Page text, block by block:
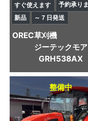
すぐ使えます
予約承り
新品
～７日発送
OREC草刈機
ジーテックモア
GRH538AX
整備中